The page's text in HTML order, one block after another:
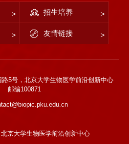
招生培养
友情链接
5号，北京大学生物医学前沿创新中心
邮编100871
京大学生物医学前沿创新中心